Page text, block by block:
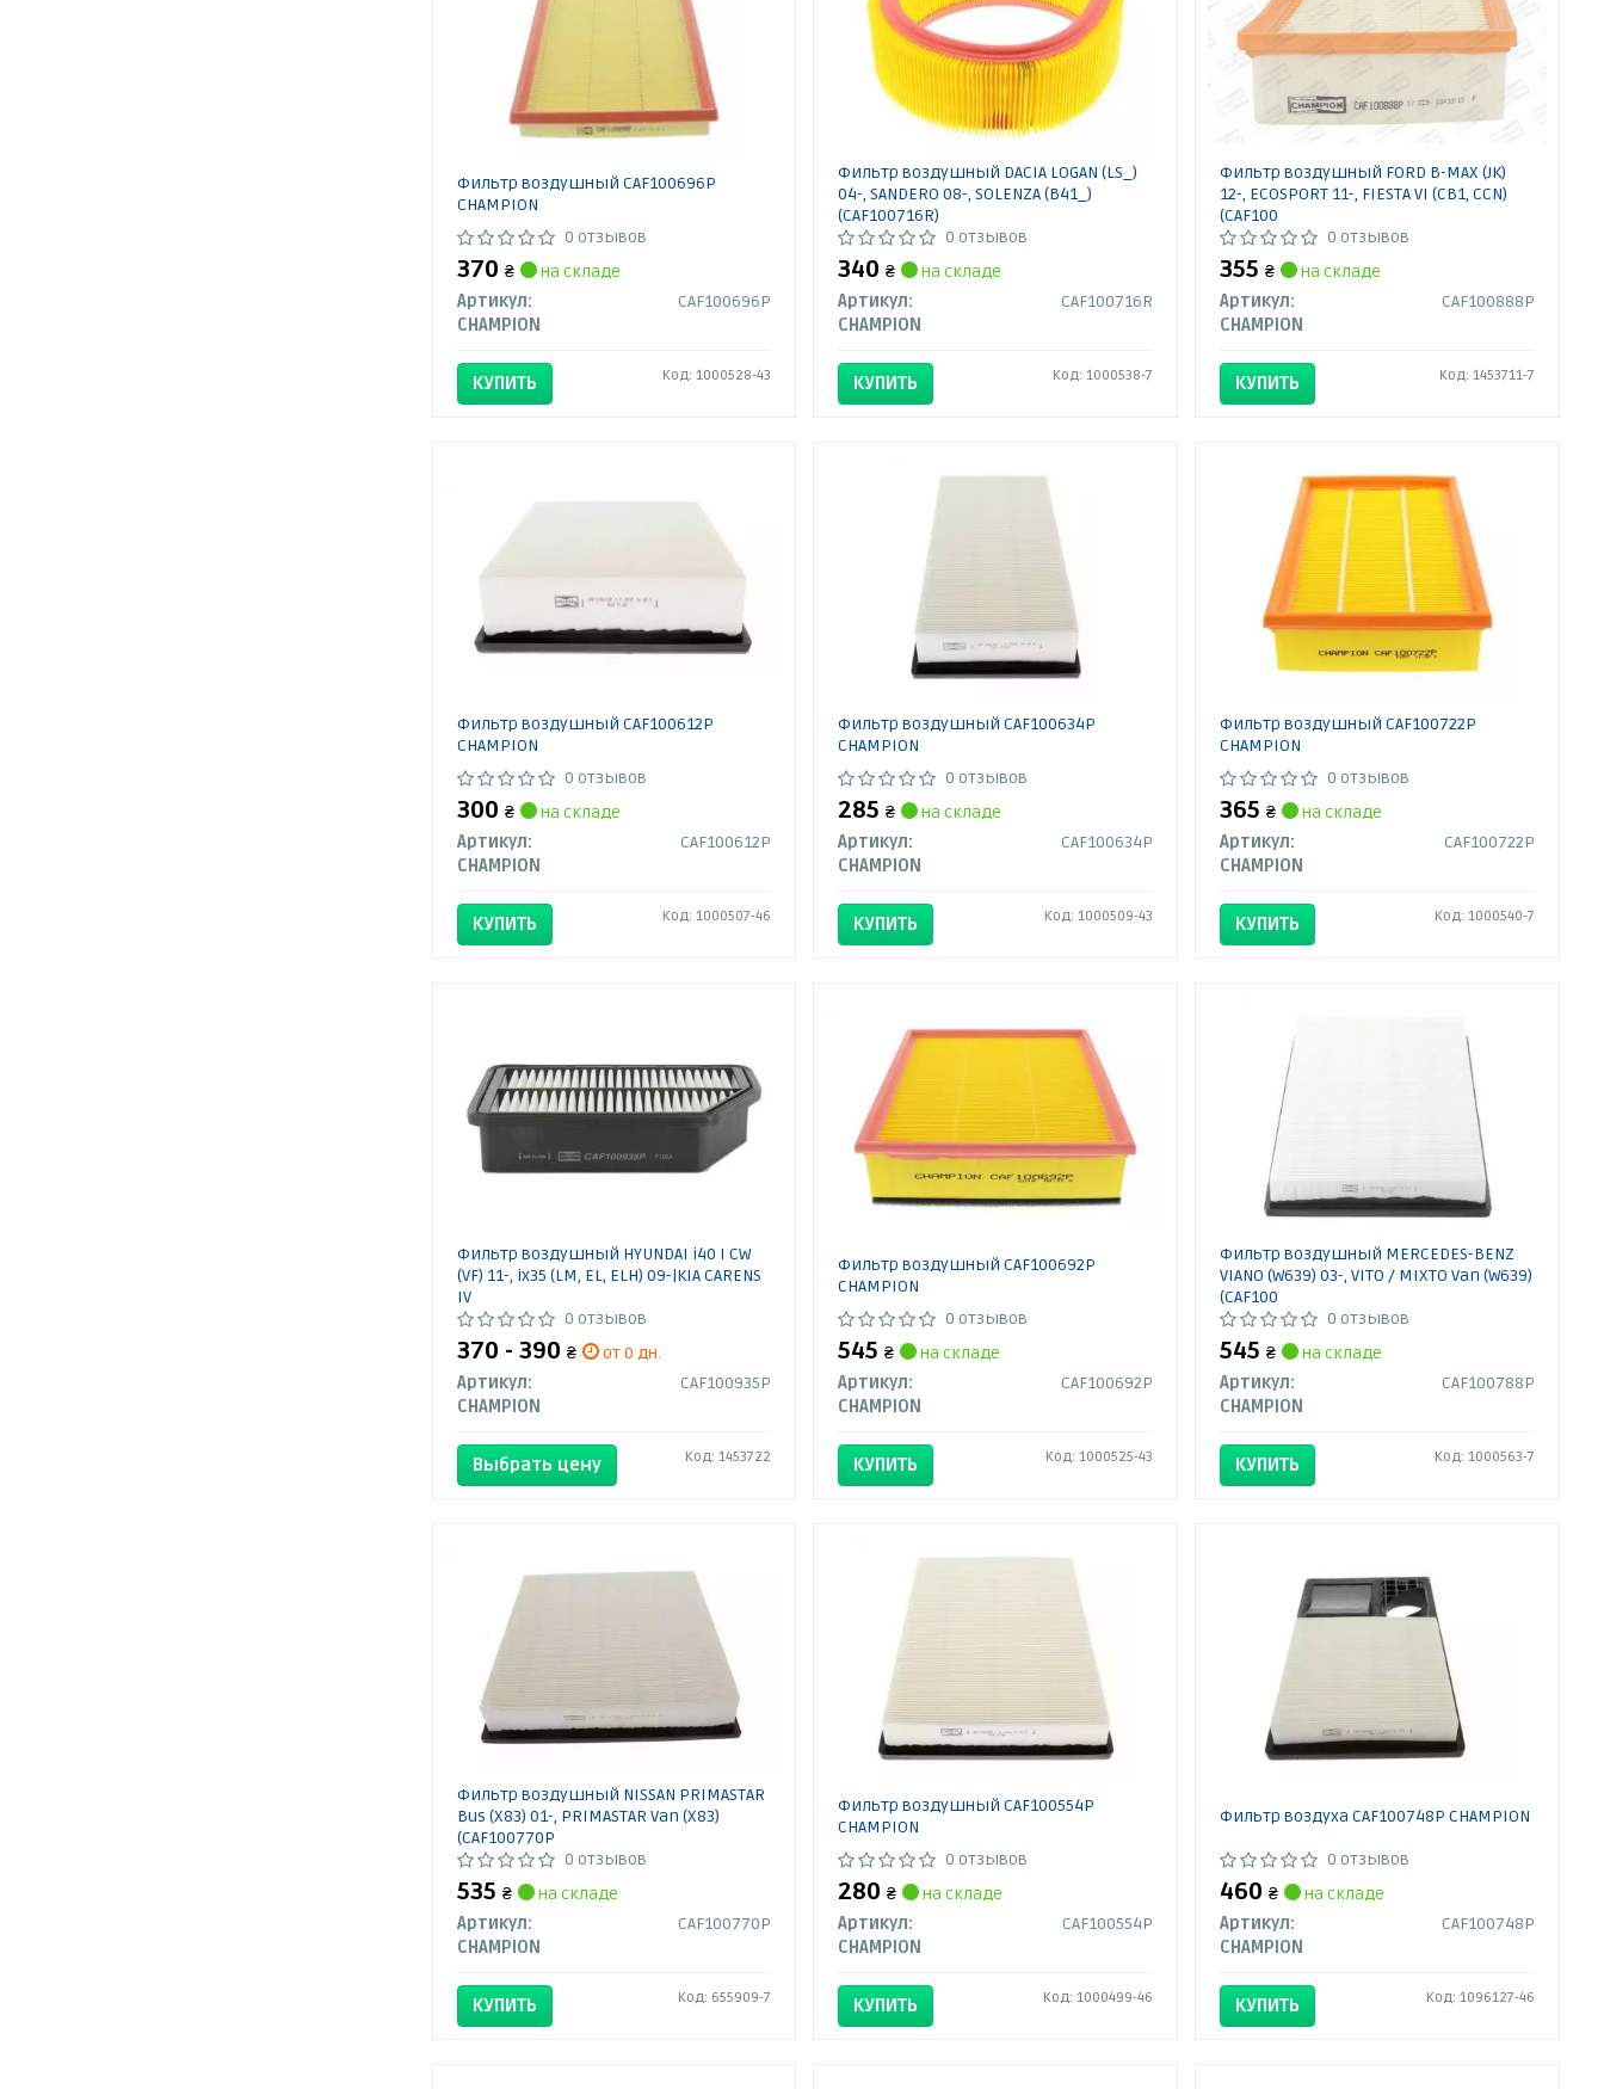
Фильтр воздушный CAF100696P
CHAMPION
0 отзывов
370 ₴
на складе
Артикул:
CAF100696P
CHAMPION
КУПИТЬ Код: 1000528-43
Фильтр воздушный DACIA LOGAN (LS_)
04-, SANDERO 08-, SOLENZA (B41_)
(CAF100716R)
0 отзывов
340₴
на складе
Артикул:
CAF100716R
CHAMPION
КУПИТЬ Код: 1000538-7
Фильтр воздушный FORD B-MAX (JK)
12-, ECOSPORT 11-, FIESTA VI (CB1, CCN)
(CAF100
0 отзывов
355₴
на складе
Артикул:
CAF100888P
CHAMPION
КУПИТЬ Код: 1453711-7
Фильтр воздушный CAF100612P
CHAMPION
0 отзывов
300 ₴
на складе
Артикул:
CAF100612P
CHAMPION
КУПИТЬ Код: 1000507-46
Фильтр воздушный CAF100634P
CHAMPION
0 отзывов
285₴
на складе
Артикул:
CAF100634P
CHAMPION
КУПИТЬ Код: 1000509-43
Фильтр воздушный CAF100722P
CHAMPION
0 отзывов
365₴
на складе
Артикул:
CAF100722P
CHAMPION
КУПИТЬ Код: 1000540-7
Фильтр воздушный HYUNDAI i40 I CW
(VF) 11-, ix35 (LM, EL, ELH) 09-|KIA CARENS
IV
0 отзывов
370 - 390 ₴
от 0 дн.
Артикул:
CAF100935P
CHAMPION
Выбрать цену Код: 1453722
Фильтр воздушный CAF100692P
CHAMPION
0 отзывов
545₴
на складе
Артикул:
CAF100692P
CHAMPION
КУПИТЬ Код: 1000525-43
Фильтр воздушный MERCEDES-BENZ
VIANO (W639) 03-, VITO / MIXTO Van (W639)
(CAF100
0 отзывов
545₴
на складе
Артикул:
CAF100788P
CHAMPION
КУПИТЬ Код: 1000563-7
Фильтр воздушный NISSAN PRIMASTAR
Bus (X83) 01-, PRIMASTAR Van (X83)
(CAF100770P
0 отзывов
535 ₴
на складе
Артикул:
CAF100770P
CHAMPION
КУПИТЬ Код: 655909-7
Фильтр воздушный CAF100554P
CHAMPION
0 отзывов
280₴
на складе
Артикул:
CAF100554P
CHAMPION
КУПИТЬ Код: 1000499-46
Фильтр воздуха CAF100748P CHAMPION
0 отзывов
460₴
на складе
Артикул:
CAF100748P
CHAMPION
КУПИТЬ Код: 1096127-46